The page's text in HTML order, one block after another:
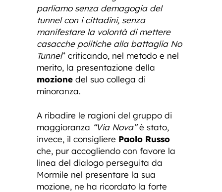
parliamo senza demagogia del
tunnel con i cittadini, senza
manifestare la volontà di mettere
casacche politiche alla battaglia No
Tunnel” criticando, nel metodo e nel
merito, la presentazione della
mozione del suo collega di
minoranza.
A ribadire le ragioni del gruppo di
maggioranza “Via Nova”è stato,
invece, il consigliere Paolo Russo
che, pur accogliendo con favore la
linea del dialogo perseguita da
Mormile nel presentare la sua
mozione, ne ha ricordato la forte